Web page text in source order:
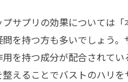
サプリの効果については「
問を持つ方も多いでしょう。
を持つ成分が配合されてい
整えることでバストのハリ